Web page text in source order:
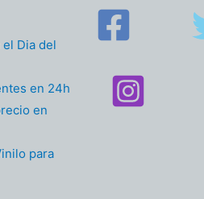
Dia del
en 24h
en
para